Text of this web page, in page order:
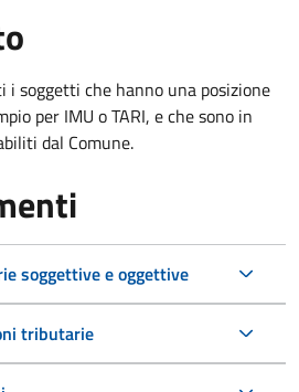
soggetti che hanno una posizione
per IMU o TARI, e che sono in
dal Comune.
soggettive e oggettive
tributarie